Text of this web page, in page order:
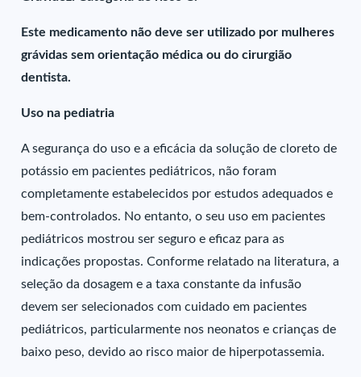
Este medicamento não deve ser utilizado por mulheres
grávidas sem orientação médica ou do cirurgião
dentista.
Uso na pediatria
A segurança do uso e a eficácia da solução de cloreto de
potássio em pacientes pediátricos, não foram
completamente estabelecidos por estudos adequados e
bem-controlados. No entanto, o seu uso em pacientes
pediátricos mostrou ser seguro e eficaz para as
indicações propostas. Conforme relatado na literatura, a
seleção da dosagem e a taxa constante da infusão
devem ser selecionados com cuidado em pacientes
pediátricos, particularmente nos neonatos e crianças de
baixo peso, devido ao risco maior de hiperpotassemia.